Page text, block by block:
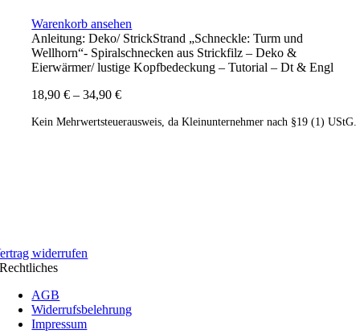
Warenkorb ansehen
Anleitung: Deko/ StrickStrand „Schneckle: Turm und
Wellhorn“- Spiralschnecken aus Strickfilz – Deko &
Eierwärmer/ lustige Kopfbedeckung – Tutorial – Dt & Engl
18,90€ –34,90€
Kein Mehrwertsteuerausweis, da Kleinunternehmer nach §19 (1) UStG.
widerrufen
Rechtliches
AGB
Widerrufsbelehrung
Impressum